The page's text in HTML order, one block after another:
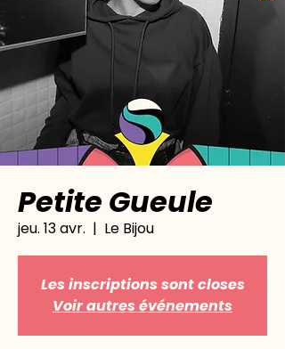
Petite Gueule
jeu. 13 avr.
  |
Le Bijou
Les inscriptions sont closes
Voir autres événements